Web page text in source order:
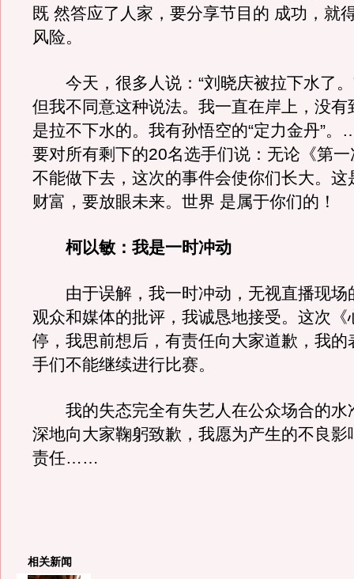
既 然答应了人家，要分享节目的 成功，就
风险。
今天，很多人说：“刘晓庆被拉下水了。
但我不同意这种说法。我一直在岸上，没有
是拉不下水的。我有孙悟空的“定力金丹”
要对所有剩下的20名选手们说：无论《第
不能做下去，这次的事件会使你们长大。这
财富，要放眼未来。世界 是属于你们的！
柯以敏：我是一时冲动
由于误解，我一时冲动，无视直播现场
观众和媒体的批评，我诚恳地接受。这次《
停，我思前想后，有责任向大家道歉，我的
手们不能继续进行比赛。
我的失态完全有失艺人在公众场合的水
深地向大家鞠躬致歉，我愿为产生的不良影
责任……
相关新闻